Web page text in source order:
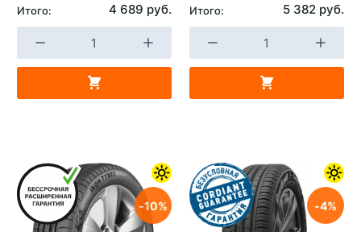
Итого: 4 689 руб. Итого: 5 382 руб.
10 4